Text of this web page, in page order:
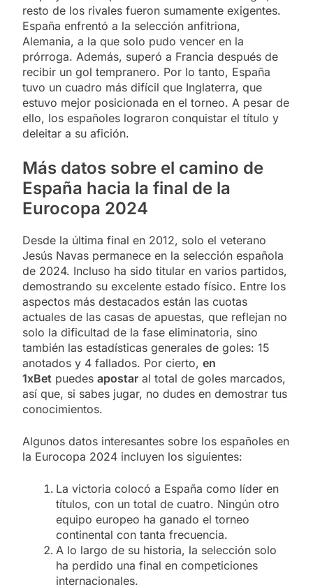
resto de los rivales fueron sumamente exigentes.
España enfrentó a la selección anfitriona,
Alemania, a la que solo pudo vencer en la
prórroga. Además, superó a Francia después de
recibir un gol tempranero. Por lo tanto, España
tuvo un cuadro más difícil que Inglaterra, que
estuvo mejor posicionada en el torneo. A pesar de
ello, los españoles lograron conquistar el título y
deleitar a su afición.
Más datos sobre el camino de
España hacia la final de la
Eurocopa 2024
Desde la última final en 2012, solo el veterano
Jesús Navas permanece en la selección española
de 2024. Incluso ha sido titular en varios partidos,
demostrando su excelente estado físico. Entre los
aspectos más destacados están las cuotas
actuales de las casas de apuestas, que reflejan no
solo la dificultad de la fase eliminatoria, sino
también las estadísticas generales de goles: 15
anotados y 4 fallados. Por cierto, en
1xBet puedes apostar al total de goles marcados,
así que, si sabes jugar, no dudes en demostrar tus
conocimientos.
Algunos datos interesantes sobre los españoles en
la Eurocopa 2024 incluyen los siguientes:
La victoria colocó a España como líder en
títulos, con un total de cuatro. Ningún otro
equipo europeo ha ganado el torneo
continental con tanta frecuencia.
A lo largo de su historia, la selección solo
ha perdido una final en competiciones
internacionales.